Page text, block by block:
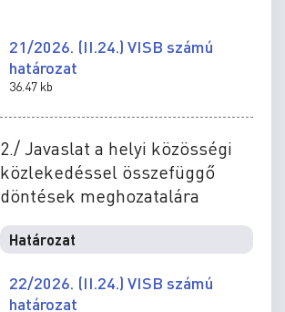
21/2026. (II.24.) VISB számú
határozat
36.47 kb
2./ Javaslat a helyi közösségi
közlekedéssel összefüggő
döntések meghozatalára
Határozat
22/2026. (II.24.) VISB számú
határozat